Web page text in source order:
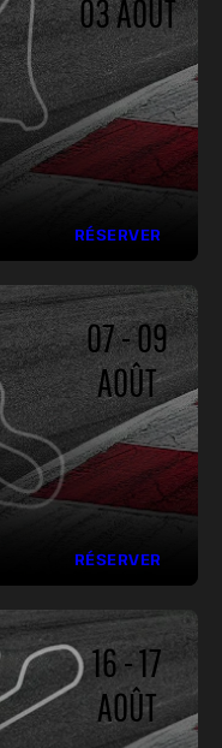
03 AOÛT
RÉSERVER
07 - 09
AOÛT
RÉSERVER
16 - 17
AOÛT